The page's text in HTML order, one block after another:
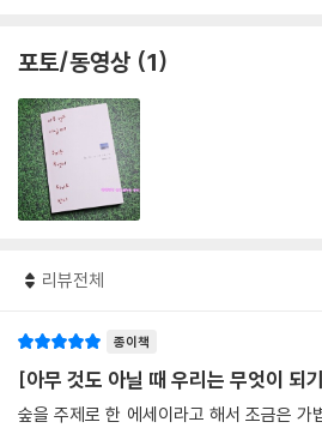
포토/동영상 (1)
리뷰전체
종이책
[아무 것도 아닐 때 우리는 무엇이 되
숲을 주제로 한 에세이라고 해서 조금은 가